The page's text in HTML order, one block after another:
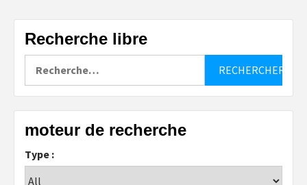
Recherche libre
moteur de recherche
Type :